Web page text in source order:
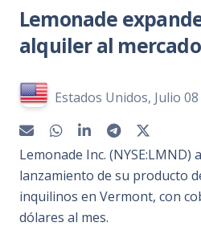
Lemonade
alquiler al
Estados Unidos, Julio 08
Lemonade Inc. (NYSE:LMND)
lanzamiento de su producto
inquilinos en Vermont, con
dólares al mes.